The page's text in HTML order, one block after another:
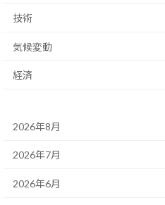
技術
気候変動
経済
2026年8月
2026年7月
2026年6月